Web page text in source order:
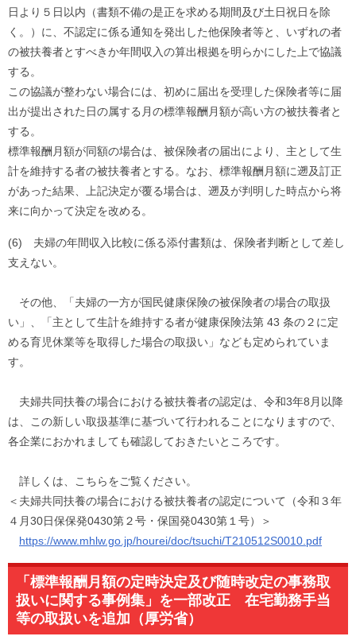
日より５日以内（書類不備の是正を求める期間及び土日祝日を除
く。）に、 不認定に係る通知を発出した他保険者等と、 いずれの者
の被扶養者とすべきか年間収入の算出根拠を明らかにした上で協議
する。
この協議が整わない場合には、 初めに届出を受理した保険者等に届
出が提出された日の属する月の標準報酬月額が高い方の被扶養者と
する。
標準報酬月額が同額の場合は、被保険者の届出により、 主として生
計を維持する者の被扶養者とする。なお、 標準報酬月額に遡及訂正
があった結果、上記決定が覆る場合は、 遡及が判明した時点から将
来に向かって決定を改める。
(6) 夫婦の年間収入比較に係る添付書類は、 保険者判断として差し
支えない。
その他、「夫婦の一方が国民健康保険の被保険者の場合の取扱
い」 、「主として生計を維持する者が健康保険法第 43 条の２に定
める育児休業等を取得した場合の取扱い」 なども定められていま
す。
夫婦共同扶養の場合における被扶養者の認定は、令和3年8月以降
は、この新しい取扱基準に基づいて行われることになりますので、
各企業におかれましても確認しておきたいところです。
詳しくは、こちらをご覧ください。
＜夫婦共同扶養の場合における被扶養者の認定について（令和３年
４月30日保保発0430第２号・保国発0430第１号）＞
https://www.mhlw.go.jp/hourei/doc/tsuchi/T210512S0010.pdf
「標準報酬月額の定時決定及び随時改定の事務取
扱いに関する事例集」を一部改正 在宅勤務手当
等の取扱いを追加（厚労省）